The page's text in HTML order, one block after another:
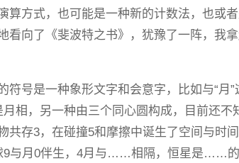
算方式，也可能是一种新的计数法，也或
看向了《斐波特之书》，犹豫了一阵，我
符号是一种象形文字和会意字，比如与“月
相，另一种由三个同心圆构成，目前还不
共存3，在碰撞5和摩擦中诞生了空间与时
月0伴生，4月与……相隔，恒星是……的